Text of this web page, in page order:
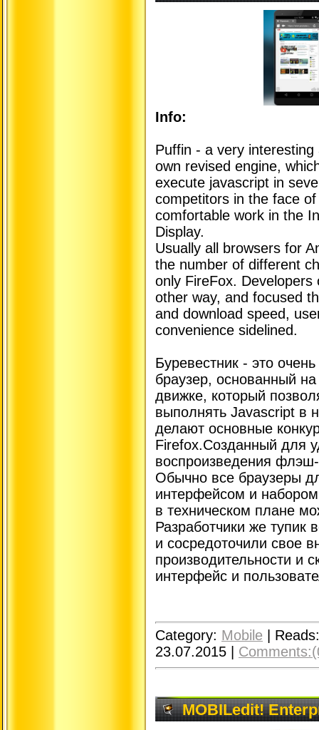
Info:
Puffin - a very
own revised engine,
execute javascript in
competitors in the face
comfortable work in the
Display.
Usually all browsers for
the number of different
only FireFox.
other way, and focused
and download speed,
convenience sidelined.
Буревестник - это
браузер, основанный
движке, который
выполнять Javascript в
делают основные
Firefox.Созданный для
воспроизведения
Обычно все браузеры
интерфейсом и
в техническом плане
Разработчики же тупик
и сосредоточили свое
производительности и
интерфейс и
Category: Mobile
Reads:
23.07.2015
MOBILedit!